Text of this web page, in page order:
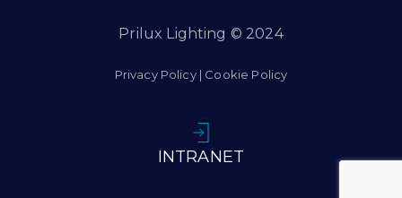
Prilux Lighting © 2024
Privacy Policy| Cookie Policy
INTRANET